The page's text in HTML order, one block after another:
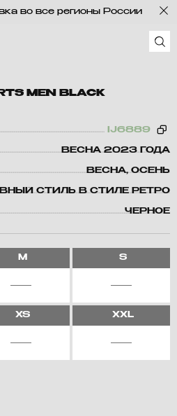
во все регионы России
MEN BLACK
IJ6889
ВЕСНА 2023 ГОДА
ВЕСНА, ОСЕНЬ
СТИЛЬ В СТИЛЕ РЕТРО
ЧЕРНОЕ
M S
XS XXL